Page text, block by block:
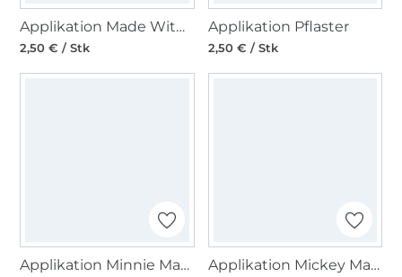
Applikation Made With Love, hellbraun
2,50 € / Stk
Applikation Pflaster
2,50 € / Stk
Applikation Minnie Maus Applikation Mickey Maus